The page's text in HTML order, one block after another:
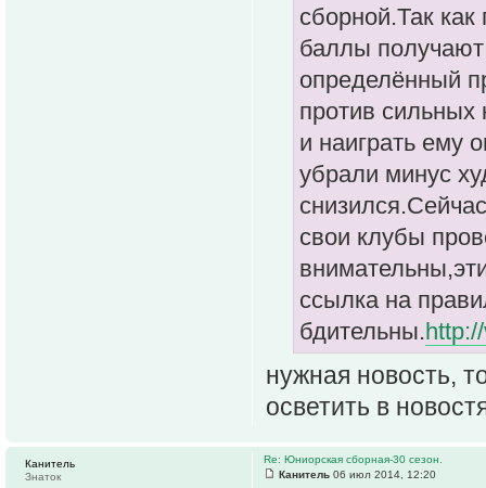
сборной.Так
баллы получают
определённый
против
и наиграть ему
убрали минус
свои клубы
ссылка на
бдительны.
нужная новость,
осветить в
Re: Юниорская сборная-30 сезон.
Канитель 06 июл 2014, 12:20
Канитель
Знаток